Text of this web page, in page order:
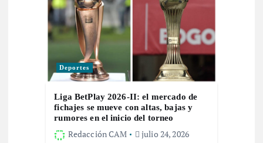
Deportes
Liga BetPlay 2026-II: el mercado de
fichajes se mueve con altas, bajas y
rumores en el inicio del torneo
Redacción CAM
julio 24, 2026